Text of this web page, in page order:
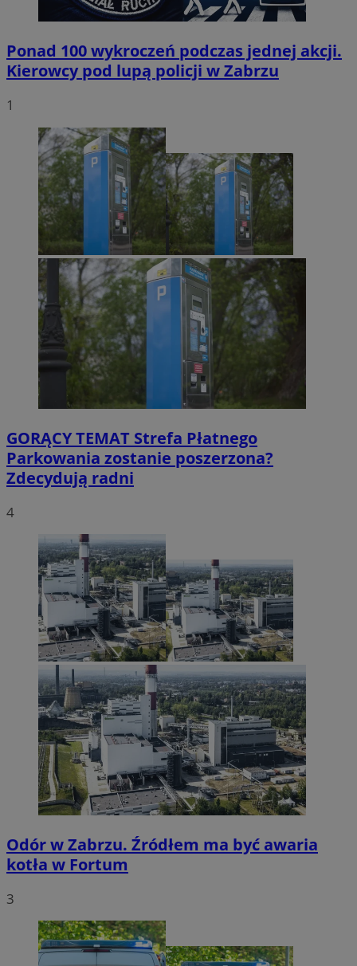
Ponad 100 wykroczeń podczas jednej akcji.
Kierowcy pod lupą policji w Zabrzu
1
GORĄCY TEMAT Strefa Płatnego
Parkowania zostanie poszerzona?
Zdecydują radni
4
Odór w Zabrzu. Źródłem ma być awaria
kotła w Fortum
3